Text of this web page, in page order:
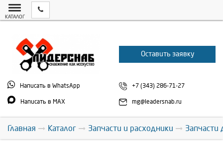
КАТАЛОГ
Оставить заявку
Написать в WhatsApp
Написать в MAX
+7 (343) 286-71-27
mg@leadersnab.ru
Главная Каталог Запчасти и расходники Запчасти